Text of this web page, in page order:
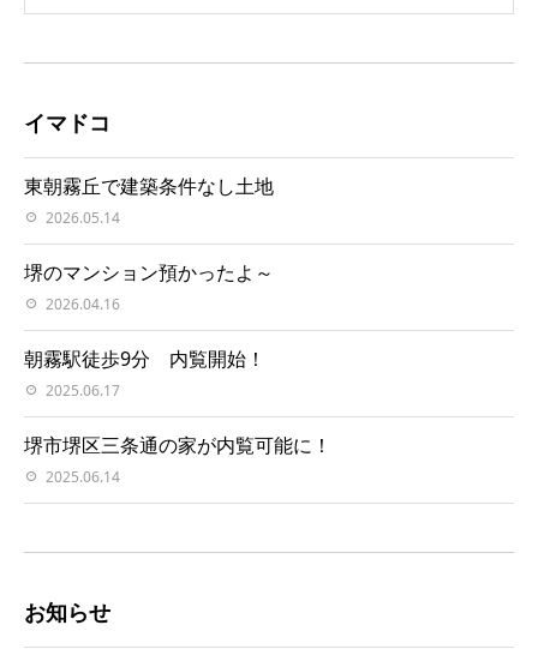
イマドコ
東朝霧丘で建築条件なし土地
2026.05.14
堺のマンション預かったよ～
2026.04.16
朝霧駅徒歩9分 内覧開始！
2025.06.17
堺市堺区三条通の家が内覧可能に！
2025.06.14
お知らせ